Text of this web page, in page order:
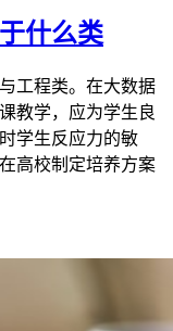
什么类
工程类。在大数据
教学，应为学生良
学生反应力的敏
高校制定培养方案